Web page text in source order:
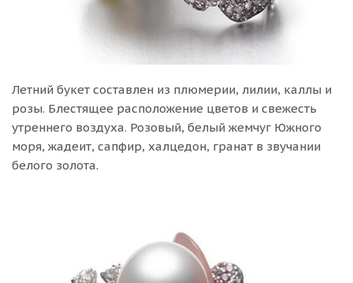
Летний букет составлен из плюмерии, лилии, каллы и
розы. Блестящее расположение цветов и свежесть
утреннего воздуха. Розовый, белый жемчуг Южного
моря, жадеит, сапфир, халцедон, гранат в звучании
белого золота.